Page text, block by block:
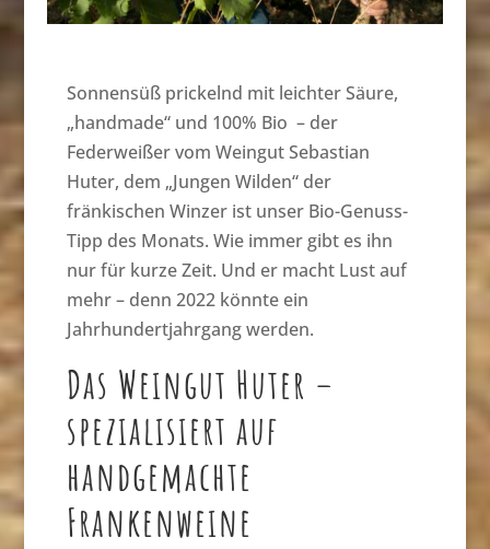
Sonnensüß prickelnd mit leichter Säure,
„handmade“ und 100% Bio – der
Federweißer vom Weingut Sebastian
Huter, dem „Jungen Wilden“ der
fränkischen Winzer ist unser Bio-Genuss-
Tipp des Monats. Wie immer gibt es ihn
nur für kurze Zeit. Und er macht Lust auf
mehr – denn 2022 könnte ein
Jahrhundertjahrgang werden.
Das Weingut Huter –
spezialisiert auf
handgemachte
Frankenweine